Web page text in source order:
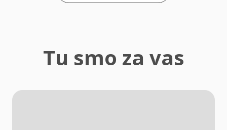
Tu smo za vas